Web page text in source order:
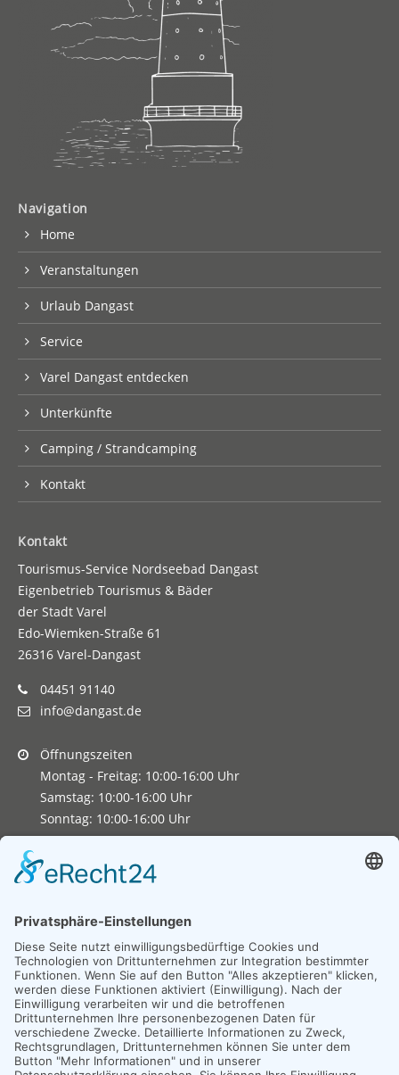
Navigation
Home
Veranstaltungen
Urlaub Dangast
Service
Varel Dangast entdecken
Unterkünfte
Camping / Strandcamping
Kontakt
Kontakt
Tourismus-Service Nordseebad Dangast
Eigenbetrieb Tourismus & Bäder
der Stadt Varel
Edo-Wiemken-Straße 61
26316 Varel-Dangast
04451 91140
info@dangast.de
Öffnungszeiten
Montag - Freitag: 10:00-16:00 Uhr
Samstag: 10:00-16:00 Uhr
Sonntag: 10:00-16:00 Uhr
Impressum
Datenschutz
Unexpected Application Error!
crypto.randomUUID is not a function
TypeError: crypto.randomUUID is not a function
at JS.mc.suspense (https://search-